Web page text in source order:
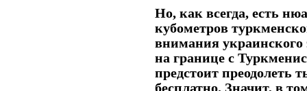
Но, как всегда, есть
кубометров
внимания украинского
на границе с
предстоит преодолеть
бесплатно. Значит, в